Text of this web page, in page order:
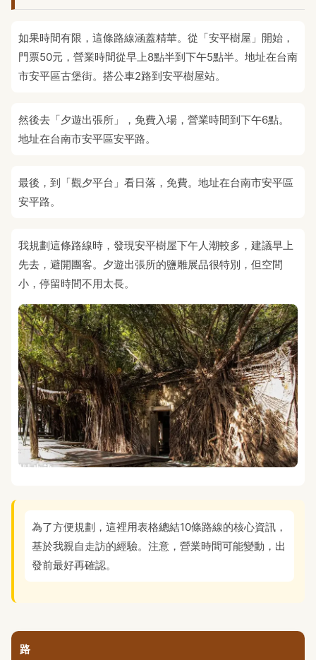
如果時間有限，這條路線涵蓋精華。從「安平樹屋」開始，
門票50元，營業時間從早上8點半到下午5點半。地址在台南
市安平區古堡街。搭公車2路到安平樹屋站。
然後去「夕遊出張所」，免費入場，營業時間到下午6點。
地址在台南市安平區安平路。
最後，到「觀夕平台」看日落，免費。地址在台南市安平區
安平路。
我規劃這條路線時，發現安平樹屋下午人潮較多，建議早上
先去，避開團客。夕遊出張所的鹽雕展品很特別，但空間
小，停留時間不用太長。
為了方便規劃，這裡用表格總結10條路線的核心資訊，
基於我親自走訪的經驗。注意，營業時間可能變動，出
發前最好再確認。
路